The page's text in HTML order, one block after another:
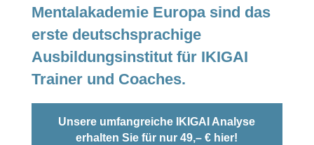
Mentalakademie Europa sind das
erste deutschsprachige
Ausbildungsinstitut für IKIGAI
Trainer und Coaches.
Unsere umfangreiche IKIGAI Analyse
erhalten Sie für nur 49,– € hier!